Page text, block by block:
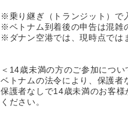
※乗り継ぎ（トランジット）で
※ベトナム到着後の申告は混雑
※ダナン空港では、現時点では
＜14歳未満の方のご参加につい
ベトナムの法令により、保護者
保護者なしで14歳未満のお客
ください。